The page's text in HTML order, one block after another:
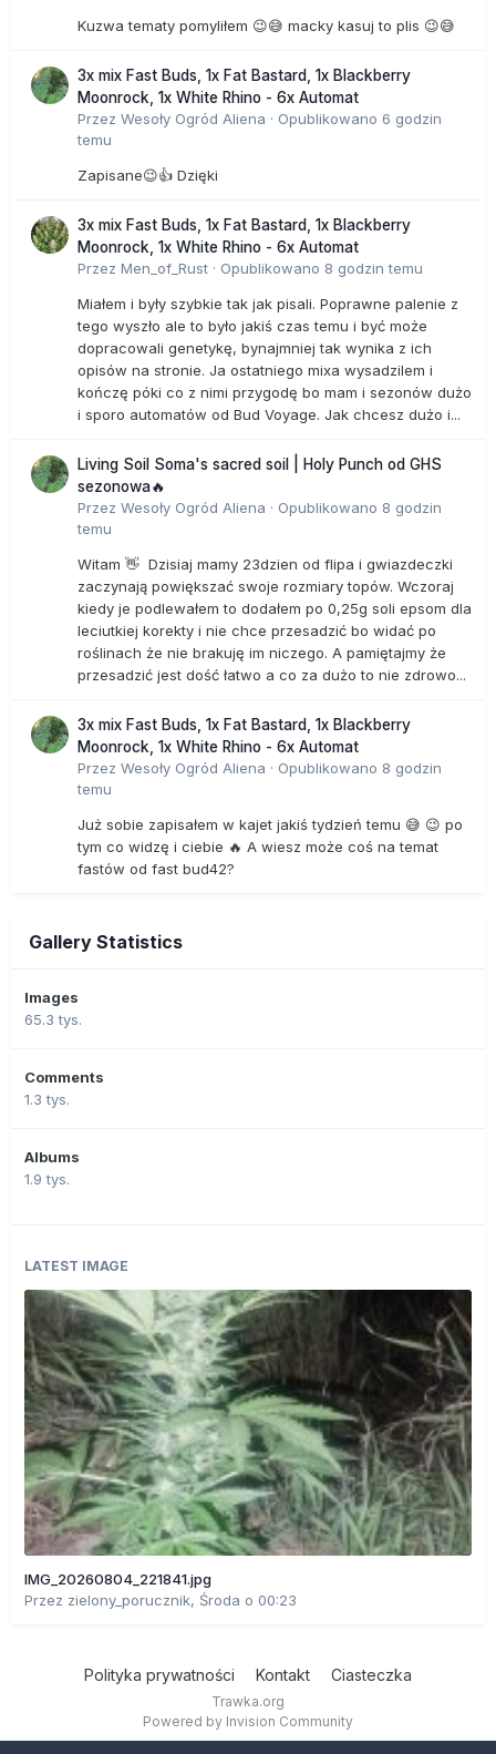
Kuzwa tematy pomyliłem 😉😅 macky kasuj to plis 😉😅
3x mix Fast Buds, 1x Fat Bastard, 1x Blackberry
Moonrock, 1x White Rhino - 6x Automat
Przez Wesoły Ogród Aliena · Opublikowano 6 godzin
temu
Zapisane😉👍 Dzięki
3x mix Fast Buds, 1x Fat Bastard, 1x Blackberry
Moonrock, 1x White Rhino - 6x Automat
Przez Men_of_Rust · Opublikowano 8 godzin temu
Miałem i były szybkie tak jak pisali. Poprawne palenie z
tego wyszło ale to było jakiś czas temu i być może
dopracowali genetykę, bynajmniej tak wynika z ich
opisów na stronie. Ja ostatniego mixa wysadzilem i
kończę póki co z nimi przygodę bo mam i sezonów dużo
i sporo automatów od Bud Voyage. Jak chcesz dużo i...
Living Soil Soma's sacred soil | Holy Punch od GHS
sezonowa🔥
Przez Wesoły Ogród Aliena · Opublikowano 8 godzin
temu
Witam 👋 Dzisiaj mamy 23dzien od flipa i gwiazdeczki
zaczynają powiększać swoje rozmiary topów. Wczoraj
kiedy je podlewałem to dodałem po 0,25g soli epsom dla
leciutkiej korekty i nie chce przesadzić bo widać po
roślinach że nie brakuję im niczego. A pamiętajmy że
przesadzić jest dość łatwo a co za dużo to nie zdrowo...
3x mix Fast Buds, 1x Fat Bastard, 1x Blackberry
Moonrock, 1x White Rhino - 6x Automat
Przez Wesoły Ogród Aliena · Opublikowano 8 godzin
temu
Już sobie zapisałem w kajet jakiś tydzień temu 😅 😉 po
tym co widzę i ciebie 🔥 A wiesz może coś na temat
fastów od fast bud42?
Gallery Statistics
Images
65.3 tys.
Comments
1.3 tys.
Albums
1.9 tys.
LATEST IMAGE
IMG_20260804_221841.jpg
Przez zielony_porucznik, Środa o 00:23
Polityka prywatności Kontakt Ciasteczka
Trawka.org
Powered by Invision Community